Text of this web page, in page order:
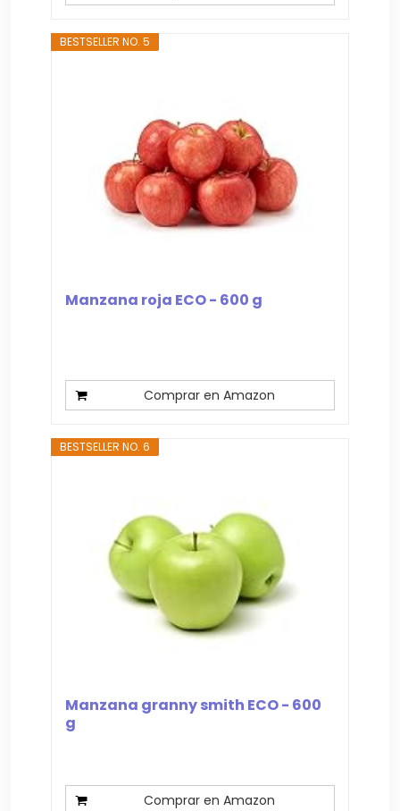
BESTSELLER NO. 5
Manzana roja ECO - 600 g
Comprar en Amazon
BESTSELLER NO. 6
Manzana granny smith ECO - 600
g
Comprar en Amazon